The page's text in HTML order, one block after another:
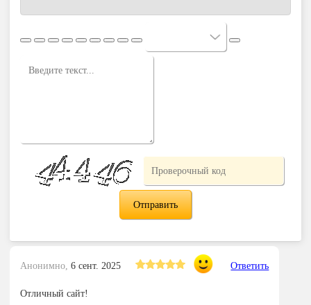
Анонимно, 6 сент. 2025 Ответить
Отличный сайт!